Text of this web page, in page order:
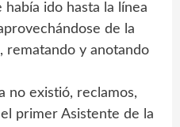
ido hasta la línea
de la
rematando y anotando
no existió, reclamos,
primer Asistente de la